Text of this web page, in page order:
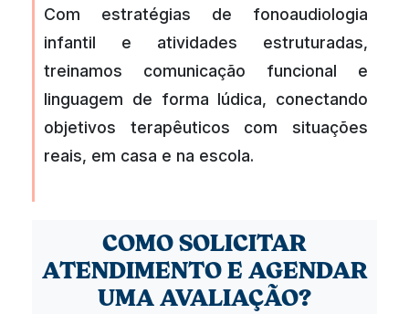
Com estratégias de fonoaudiologia
infantil e atividades estruturadas,
treinamos comunicação funcional e
linguagem de forma lúdica, conectando
objetivos terapêuticos com situações
reais, em casa e na escola.
COMO SOLICITAR
ATENDIMENTO E AGENDAR
UMA AVALIAÇÃO?